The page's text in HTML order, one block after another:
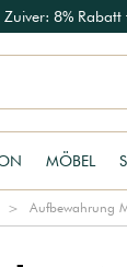
Zuiver: 8%
MÖBEL
Aufbewahrung